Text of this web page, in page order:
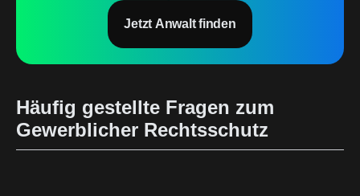
Jetzt Anwalt finden
Häufig gestellte Fragen zum
Gewerblicher Rechtsschutz